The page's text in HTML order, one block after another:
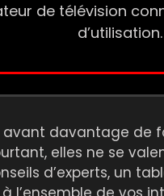
de télévision
d’utilisation.
davantage de
elles ne se
d’experts, un